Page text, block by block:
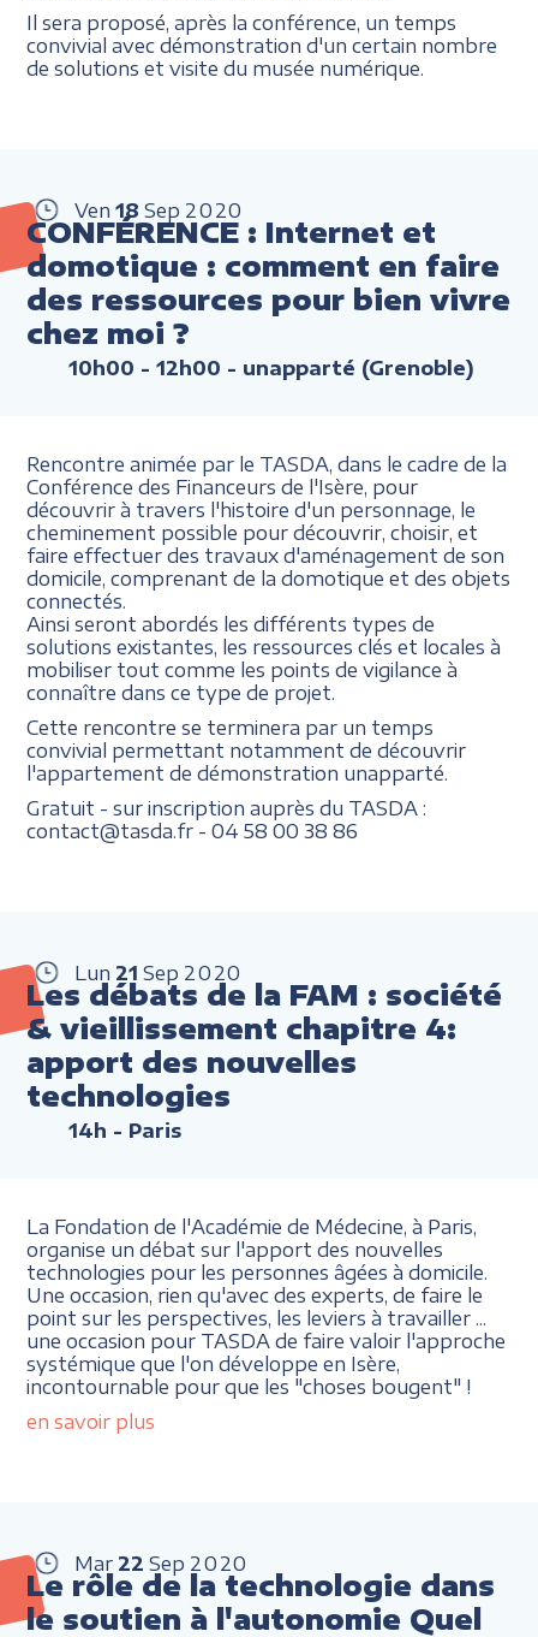
Il sera proposé, après la conférence, un temps
convivial avec démonstration d'un certain nombre
de solutions et visite du musée numérique.
Ven 18 Sep 2020
CONFÉRENCE : Internet et
domotique : comment en faire
des ressources pour bien vivre
chez moi ?
10h00 - 12h00 - unapparté (Grenoble)
Rencontre animée par le TASDA, dans le cadre de la
Conférence des Financeurs de l'Isère, pour
découvrir à travers l'histoire d'un personnage, le
cheminement possible pour découvrir, choisir, et
faire effectuer des travaux d'aménagement de son
domicile, comprenant de la domotique et des objets
connectés.
Ainsi seront abordés les différents types de
solutions existantes, les ressources clés et locales à
mobiliser tout comme les points de vigilance à
connaître dans ce type de projet.
Cette rencontre se terminera par un temps
convivial permettant notamment de découvrir
l'appartement de démonstration unapparté.
Gratuit - sur inscription auprès du TASDA :
contact@tasda.fr - 04 58 00 38 86
Lun 21 Sep 2020
Les débats de la FAM : société
& vieillissement chapitre 4:
apport des nouvelles
technologies
14h - Paris
La Fondation de l'Académie de Médecine, à Paris,
organise un débat sur l'apport des nouvelles
technologies pour les personnes âgées à domicile.
Une occasion, rien qu'avec des experts, de faire le
point sur les perspectives, les leviers à travailler ...
une occasion pour TASDA de faire valoir l'approche
systémique que l'on développe en Isère,
incontournable pour que les "choses bougent" !
en savoir plus
Mar 22 Sep 2020
Le rôle de la technologie dans
le soutien à l'autonomie Quel